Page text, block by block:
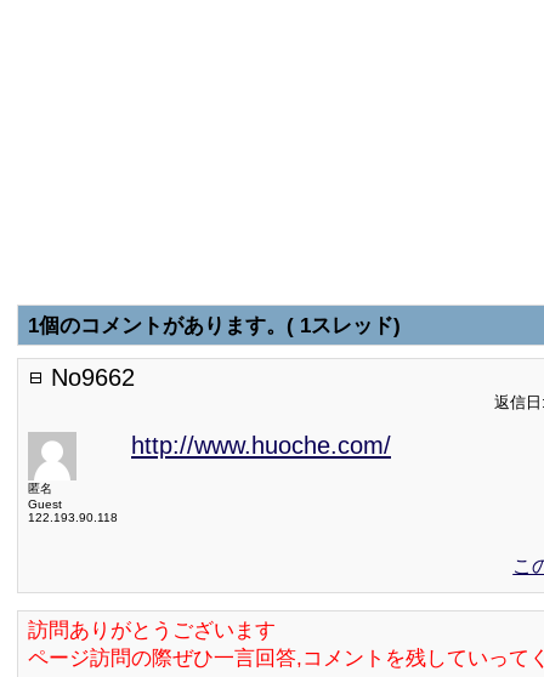
1個のコメントがあります。( 1スレッド)
No9662
返信
匿名
Guest
122.193.90.118
http://www.huoche.com/
こ
訪問ありがとうございます
ページ訪問の際ぜひ一言回答,コメントを残していって